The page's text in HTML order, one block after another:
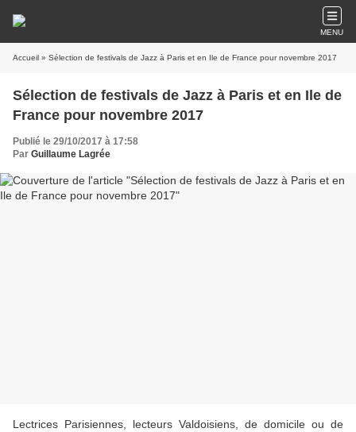
MENU
Accueil » Sélection de festivals de Jazz à Paris et en Ile de France pour novembre 2017
Sélection de festivals de Jazz à Paris et en Ile de
France pour novembre 2017
Publié le 29/10/2017 à 17:58
Par Guillaume Lagrée
Lectrices Parisiennes, lecteurs Valdoisiens, de domicile ou de